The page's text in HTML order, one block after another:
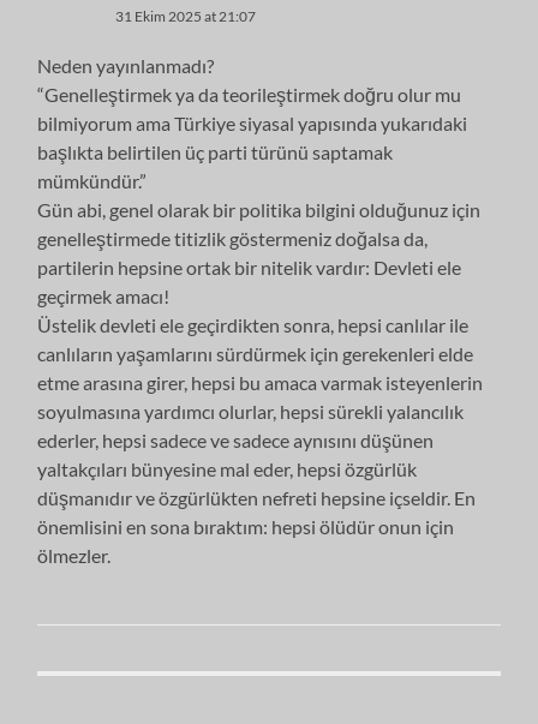
31 Ekim 2025 at 21:07
Neden yayınlanmadı?
“Genelleştirmek ya da teorileştirmek doğru olur mu
bilmiyorum ama Türkiye siyasal yapısında yukarıdaki
başlıkta belirtilen üç parti türünü saptamak
mümkündür.”
Gün abi, genel olarak bir politika bilgini olduğunuz için
genelleştirmede titizlik göstermeniz doğalsa da,
partilerin hepsine ortak bir nitelik vardır: Devleti ele
geçirmek amacı!
Üstelik devleti ele geçirdikten sonra, hepsi canlılar ile
canlıların yaşamlarını sürdürmek için gerekenleri elde
etme arasına girer, hepsi bu amaca varmak isteyenlerin
soyulmasına yardımcı olurlar, hepsi sürekli yalancılık
ederler, hepsi sadece ve sadece aynısını düşünen
yaltakçıları bünyesine mal eder, hepsi özgürlük
düşmanıdır ve özgürlükten nefreti hepsine içseldir. En
önemlisini en sona bıraktım: hepsi ölüdür onun için
ölmezler.